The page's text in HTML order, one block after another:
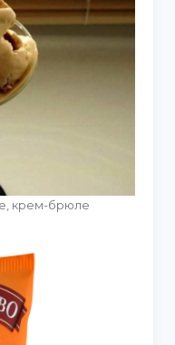
крем-брюле